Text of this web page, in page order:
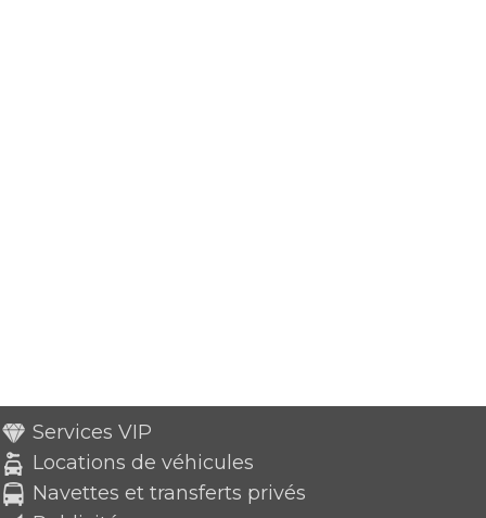
Services VIP
Locations de véhicules
Navettes et transferts privés